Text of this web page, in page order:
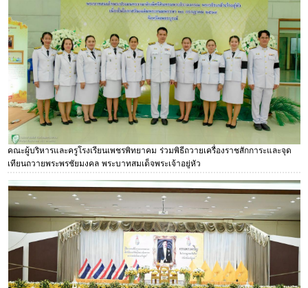
คณะผู้บริหารและครูโรงเรียนเพชรพิทยาคม ร่วมพิธีถวายเครื่องราชสักการะและจุด
เทียนถวายพระพรชัยมงคล พระบาทสมเด็จพระเจ้าอยู่หัว